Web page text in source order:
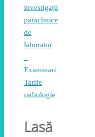
investigații
paraclinice
de
laborator
–
Examinari
Tarife
radiologie
Lasă